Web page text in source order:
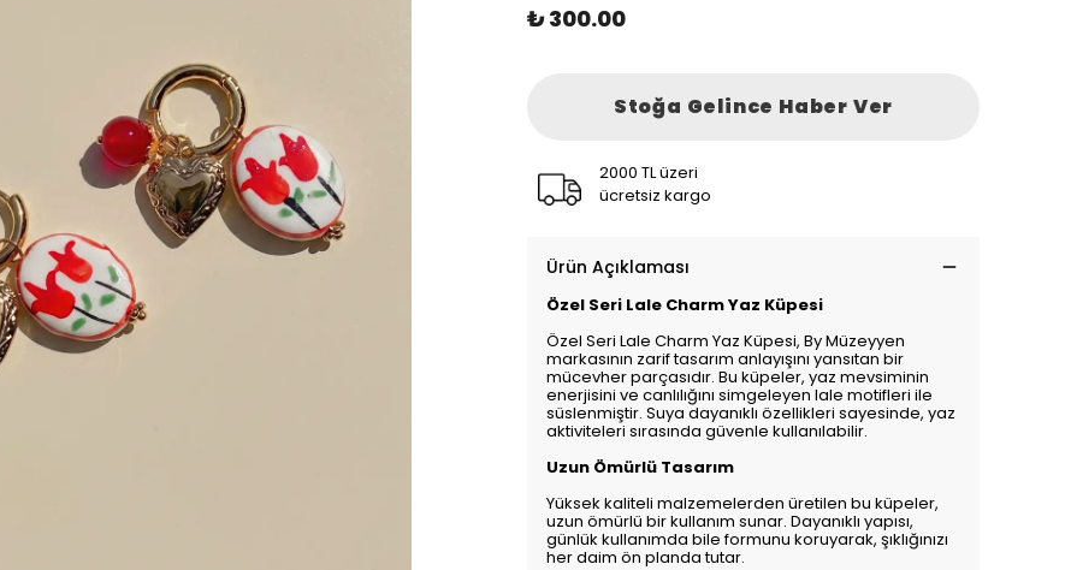
₺ 300.00
Stoğa Gelince Haber Ver
2000 TL üzeri
ücretsiz kargo
Ürün Açıklaması
Özel Seri Lale Charm Yaz Küpesi
Özel Seri Lale Charm Yaz Küpesi, By Müzeyyen
markasının zarif tasarım anlayışını yansıtan bir
mücevher parçasıdır. Bu küpeler, yaz mevsiminin
enerjisini ve canlılığını simgeleyen lale motifleri ile
süslenmiştir. Suya dayanıklı özellikleri sayesinde, yaz
aktiviteleri sırasında güvenle kullanılabilir.
Uzun Ömürlü Tasarım
Yüksek kaliteli malzemelerden üretilen bu küpeler,
uzun ömürlü bir kullanım sunar. Dayanıklı yapısı,
günlük kullanımda bile formunu koruyarak, şıklığınızı
her daim ön planda tutar.